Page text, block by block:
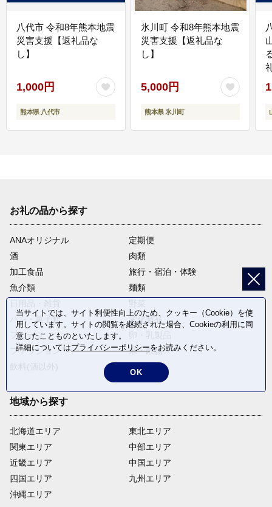
八代市 令和8年熊本地震
災害支援【返礼品な
し】
1,000円
熊本県 八代市
氷川町 令和8年熊本地震
災害支援【返礼品な
し】
5,000円
熊本県 氷川町
お礼の品から探す
ANAオリジナル
定期便
酒
肉類
加工食品
旅行・宿泊・体験
魚介類
麺類
パン・菓子類
電化製品
フルーツ
ファッション
米・穀物
返礼品なし
地域から探す
北海道エリア
関東エリア
近畿エリア
四国エリア
沖縄エリア
東北エリア
中部エリア
中国エリア
九州エリア
当サイトでは、サイト利便性向上のため、クッキー（Cookie）を使
用しています。サイトの閲覧を継続された場合、Cookieの利用に同
意したことものといたします。
詳細についてはプライバシーポリシーをお読みください。
OK